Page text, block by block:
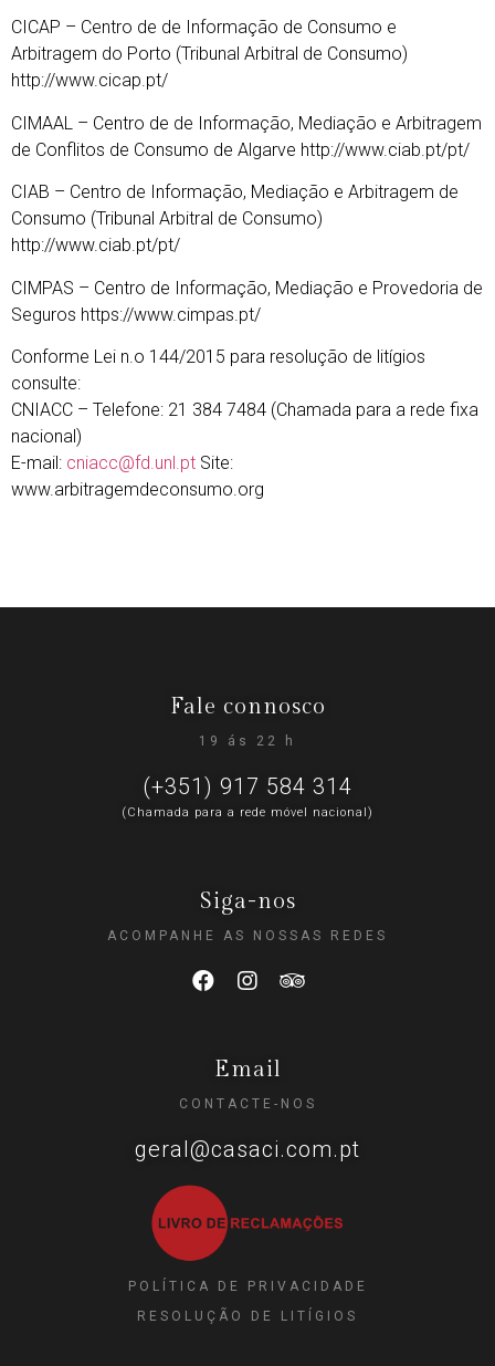
CICAP – Centro de de Informação de Consumo e
Arbitragem do Porto (Tribunal Arbitral de Consumo)
http://www.cicap.pt/
CIMAAL – Centro de de Informação, Mediação e Arbitragem
de Conflitos de Consumo de Algarve http://www.ciab.pt/pt/
CIAB – Centro de Informação, Mediação e Arbitragem de
Consumo (Tribunal Arbitral de Consumo)
http://www.ciab.pt/pt/
CIMPAS – Centro de Informação, Mediação e Provedoria de
Seguros https://www.cimpas.pt/
Conforme Lei n.o 144/2015 para resolução de litígios
consulte:
CNIACC – Telefone: 21 384 7484 (Chamada para a rede fixa
nacional)
E-mail: cniacc@fd.unl.pt Site:
www.arbitragemdeconsumo.org
Fale connosco
19 ás 22 h
(+351) 917 584 314
(Chamada para a rede móvel nacional)
Siga-nos
ACOMPANHE AS NOSSAS REDES
Email
CONTACTE-NOS
geral@casaci.com.pt
POLÍTICA DE PRIVACIDADE
RESOLUÇÃO DE LITÍGIOS